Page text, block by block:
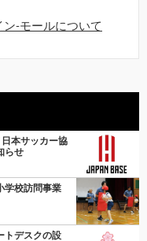
‐モールについて
本サッカー協
らせ
学校訪問事業
トデスクの設